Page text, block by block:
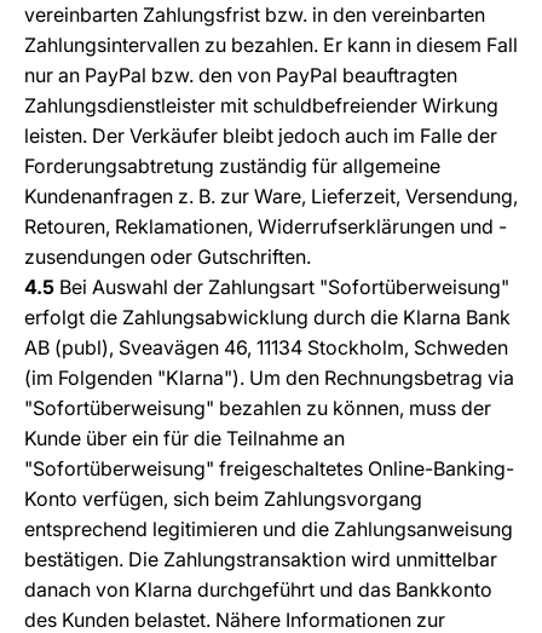
vereinbarten Zahlungsfrist bzw. in den vereinbarten
Zahlungsintervallen zu bezahlen. Er kann in diesem Fall
nur an PayPal bzw. den von PayPal beauftragten
Zahlungsdienstleister mit schuldbefreiender Wirkung
leisten. Der Verkäufer bleibt jedoch auch im Falle der
Forderungsabtretung zuständig für allgemeine
Kundenanfragen z. B. zur Ware, Lieferzeit, Versendung,
Retouren, Reklamationen, Widerrufserklärungen und -
zusendungen oder Gutschriften.
4.5 Bei Auswahl der Zahlungsart "Sofortüberweisung"
erfolgt die Zahlungsabwicklung durch die Klarna Bank
AB (publ), Sveavägen 46, 11134 Stockholm, Schweden
(im Folgenden "Klarna"). Um den Rechnungsbetrag via
"Sofortüberweisung" bezahlen zu können, muss der
Kunde über ein für die Teilnahme an
"Sofortüberweisung" freigeschaltetes Online-Banking-
Konto verfügen, sich beim Zahlungsvorgang
entsprechend legitimieren und die Zahlungsanweisung
bestätigen. Die Zahlungstransaktion wird unmittelbar
danach von Klarna durchgeführt und das Bankkonto
des Kunden belastet. Nähere Informationen zur